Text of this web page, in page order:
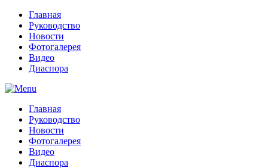
Главная
Руководство
Новости
Фотогалерея
Видео
Диаспора
Главная
Руководство
Новости
Фотогалерея
Видео
Диаспора